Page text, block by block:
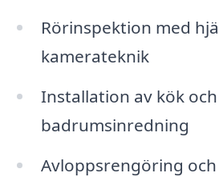
Rörinspektion med
kamerateknik
Installation av kök och
badrumsinredning
Avloppsrengöring